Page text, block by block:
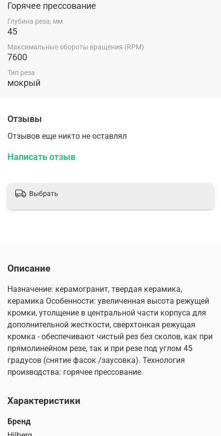
Горячее прессование
Глубина реза, мм
45
Максимальные обороты вращения (RPM)
7600
Тип реза
мокрый
Отзывы
Отзывов еще никто не оставлял
Написать отзыв
Выбрать
Описание
Назначение: керамогранит, твердая керамика,
керамика Особенности: увеличенная высота режущей
кромки, утолщение в центральной части корпуса для
дополнительной жесткости, сверхтонкая режущая
кромка - обеспечивают чистый рез без сколов, как при
прямолинейном резе, так и при резе под углом 45
градусов (снятие фасок /заусовка). Технология
производства: горячее прессование.
Характеристики
Бренд